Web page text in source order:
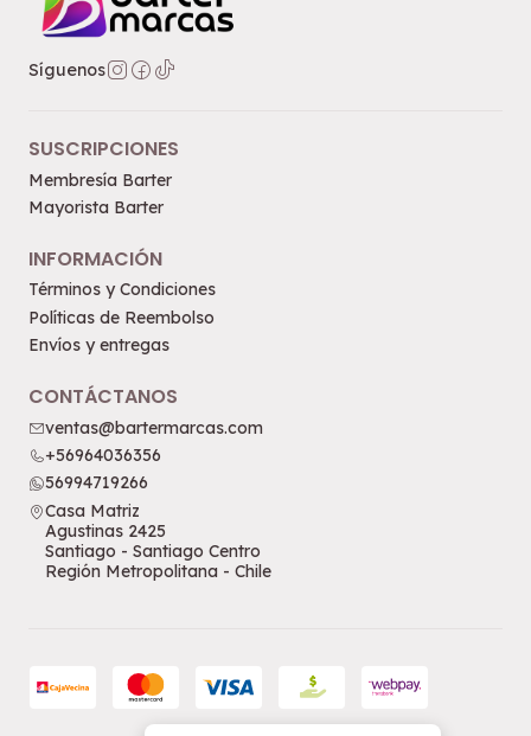
Síguenos
SUSCRIPCIONES
Membresía Barter
Mayorista Barter
INFORMACIÓN
Términos y Condiciones
Políticas de Reembolso
Envíos y entregas
CONTÁCTANOS
ventas@bartermarcas.com
+56964036356
56994719266
Casa Matriz
Agustinas 2425
Santiago - Santiago Centro
Región Metropolitana - Chile